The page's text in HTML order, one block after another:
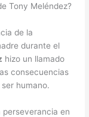
Tony Meléndez?
de la
durante el
hizo un llamado
consecuencias
humano.
perseverancia en